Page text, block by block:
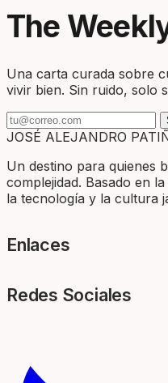
The
Una carta curada sobre
vivir bien. Sin ruido, solo
JOSÉ ALEJANDRO
Un destino para quienes
complejidad. Basado en
la tecnología y la cultura
Enlaces
Redes Sociales